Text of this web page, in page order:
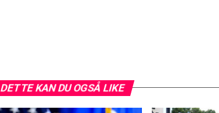
DETTE KAN DU OGSÅ LIKE